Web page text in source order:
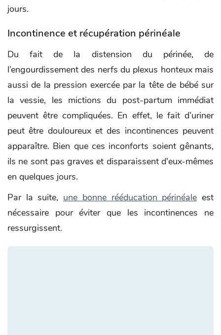
jours.
Incontinence et récupération périnéale
Du fait de la distension du périnée, de
l’engourdissement des nerfs du plexus honteux mais
aussi de la pression exercée par la tête de bébé sur
la vessie, les mictions du post-partum immédiat
peuvent être compliquées. En effet, le fait d’uriner
peut être douloureux et des incontinences peuvent
apparaître. Bien que ces inconforts soient gênants,
ils ne sont pas graves et disparaissent d'eux-mêmes
en quelques jours.
Par la suite, une bonne rééducation périnéale est
nécessaire pour éviter que les incontinences ne
ressurgissent.